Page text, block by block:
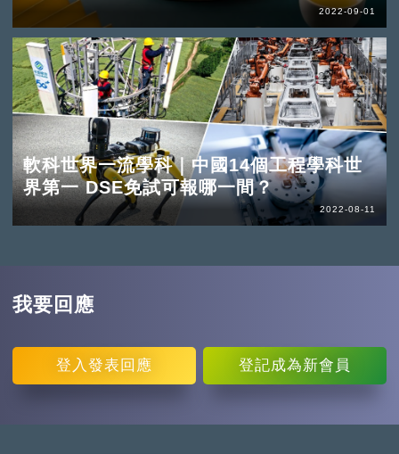
2022-09-01
軟科世界一流學科｜中國14個工程學科世
界第一 DSE免試可報哪一間？
2022-08-11
我要回應
登入 發表回應 登記成為新會員